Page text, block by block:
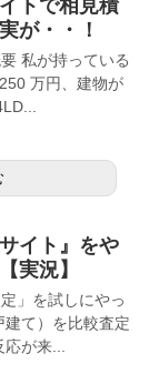
トで相見積
が・・！
私が持っている
万円、建物が
イト』をや
実況】
」を試しにやっ
て）を比較査定
応が来...